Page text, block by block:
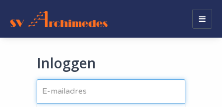
Inloggen